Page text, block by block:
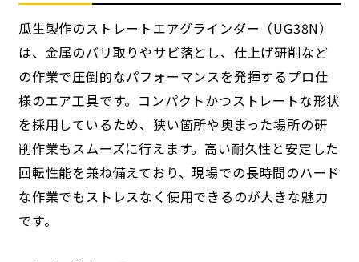
瓜生製作のストレートエアグラインダー（UG38N）
は、金属のバリ取りやサビ落とし、仕上げ研削など
の作業で圧倒的なパフォーマンスを発揮するプロ仕
様のエア工具です。コンパクトかつストレートな形状
を採用しているため、狭い箇所や奥まった場所の研
削作業もスムーズに行えます。高い耐久性と安定した
回転性能を兼ね備えており、現場での長時間のハード
な作業でもストレスなく使用できるのが大きな魅力
です。